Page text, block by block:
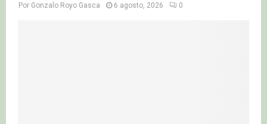
Por Gonzalo Royo Gasca 6 agosto, 2026 0